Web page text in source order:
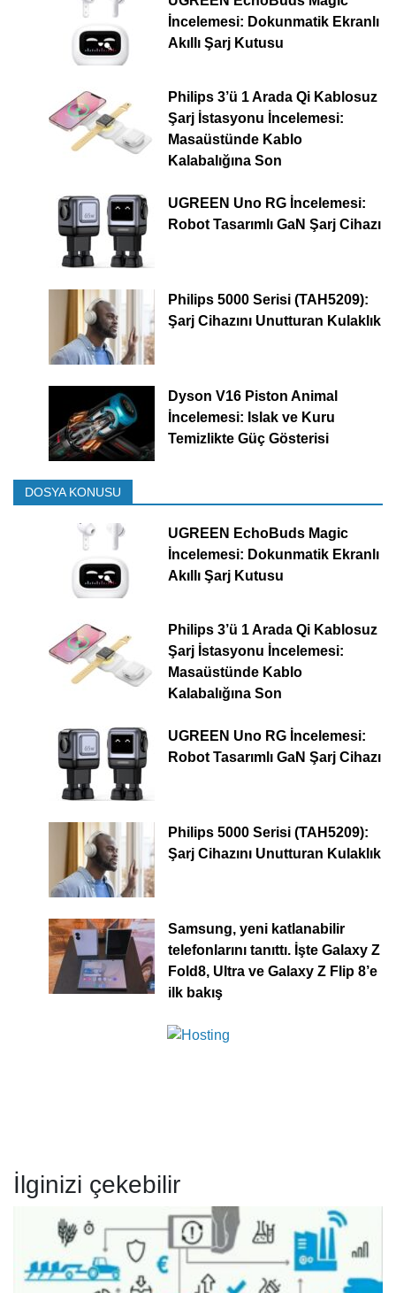
İncelemesi: Dokunmatik Ekranlı
Akıllı Şarj Kutusu
Philips 3’ü 1 Arada Qi Kablosuz
Şarj İstasyonu İncelemesi:
Masaüstünde Kablo
Kalabalığına Son
UGREEN Uno RG İncelemesi:
Robot Tasarımlı GaN Şarj Cihazı
Philips 5000 Serisi (TAH5209):
Şarj Cihazını Unutturan Kulaklık
Dyson V16 Piston Animal
İncelemesi: Islak ve Kuru
Temizlikte Güç Gösterisi
DOSYA KONUSU
UGREEN EchoBuds Magic
İncelemesi: Dokunmatik Ekranlı
Akıllı Şarj Kutusu
Philips 3’ü 1 Arada Qi Kablosuz
Şarj İstasyonu İncelemesi:
Masaüstünde Kablo
Kalabalığına Son
UGREEN Uno RG İncelemesi:
Robot Tasarımlı GaN Şarj Cihazı
Philips 5000 Serisi (TAH5209):
Şarj Cihazını Unutturan Kulaklık
Samsung, yeni katlanabilir
telefonlarını tanıttı. İşte Galaxy Z
Fold8, Ultra ve Galaxy Z Flip 8’e
ilk bakış
İlginizi çekebilir